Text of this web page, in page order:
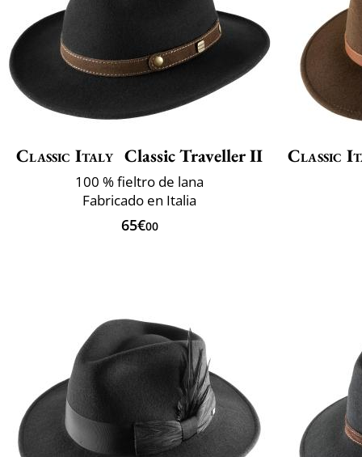
Classic Italy Classic Traveller II
100 % fieltro de lana
Fabricado en Italia
65€00
Classic